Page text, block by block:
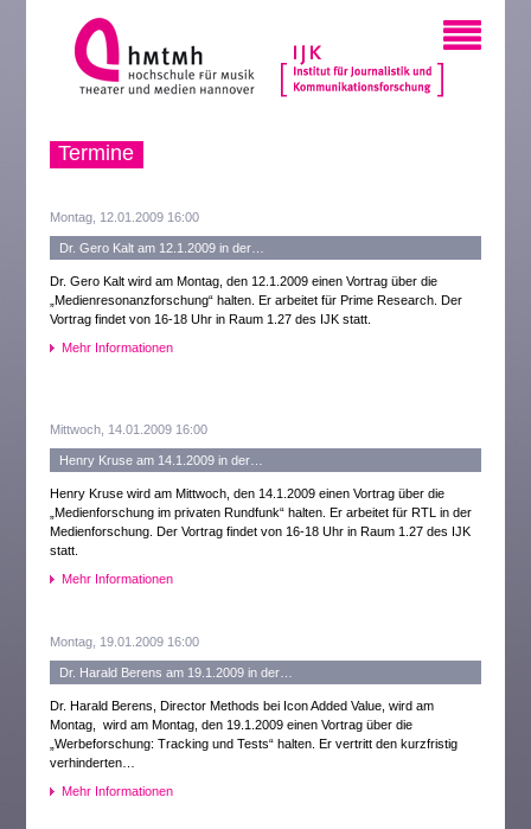
Termine
Montag, 12.01.2009 16:00
Dr. Gero Kalt am 12.1.2009 in der…
Dr. Gero Kalt wird am Montag, den 12.1.2009 einen Vortrag über die
„Medienresonanzforschung“ halten. Er arbeitet für Prime Research. Der
Vortrag findet von 16-18 Uhr in Raum 1.27 des IJK statt.
Mehr Informationen
Mittwoch, 14.01.2009 16:00
Henry Kruse am 14.1.2009 in der…
Henry Kruse wird am Mittwoch, den 14.1.2009 einen Vortrag über die
„Medienforschung im privaten Rundfunk“ halten. Er arbeitet für RTL in der
Medienforschung. Der Vortrag findet von 16-18 Uhr in Raum 1.27 des IJK
statt.
Mehr Informationen
Montag, 19.01.2009 16:00
Dr. Harald Berens am 19.1.2009 in der…
Dr. Harald Berens, Director Methods bei Icon Added Value, wird am
Montag, wird am Montag, den 19.1.2009 einen Vortrag über die
„Werbeforschung: Tracking und Tests“ halten. Er vertritt den kurzfristig
verhinderten…
Mehr Informationen